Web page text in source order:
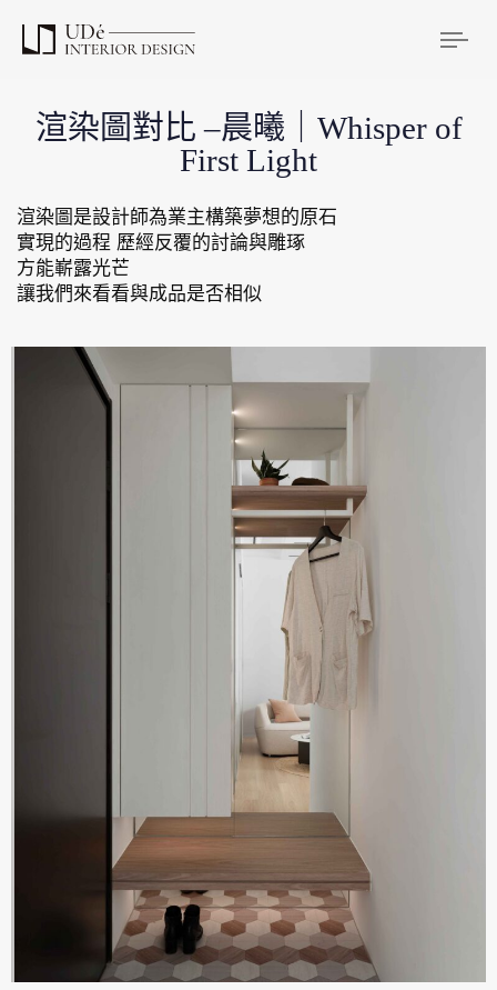
渲染圖對比 –晨曦｜Whisper of
First Light
渲染圖是設計師為業主構築夢想的原石
實現的過程 歷經反覆的討論與雕琢
方能嶄露光芒
讓我們來看看與成品是否相似